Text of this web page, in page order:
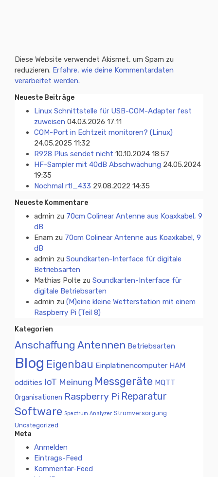
Diese Website verwendet Akismet, um Spam zu
reduzieren. Erfahre, wie deine Kommentardaten
verarbeitet werden.
Neueste Beiträge
Linux Schnittstelle für USB-COM-Adapter fest
zuweisen 04.03.2026 17:11
COM-Port in Echtzeit monitoren? (Linux)
24.05.2025 11:32
R928 Plus sendet nicht 10.10.2024 18:57
HF-Sampler mit 40dB Abschwächung 24.05.2024
19:35
Nochmal rtl_433 29.08.2022 14:35
Neueste Kommentare
admin zu 70cm Colinear Antenne aus Koaxkabel, 9
dB
Enam zu 70cm Colinear Antenne aus Koaxkabel, 9
dB
admin zu Soundkarten-Interface für digitale
Betriebsarten
Mathias Polte zu Soundkarten-Interface für
digitale Betriebsarten
admin zu (M)eine kleine Wetterstation mit einem
Raspberry Pi (Teil 8)
Kategorien
Anschaffung Antennen Betriebsarten
Blog Eigenbau Einplatinencomputer HAM
oddities IoT Meinung Messgeräte MQTT
Organisationen Raspberry Pi Reparatur
Software Spectrum Analyzer Stromversorgung
Uncategorized
Meta
Anmelden
Eintrags-Feed
Kommentar-Feed